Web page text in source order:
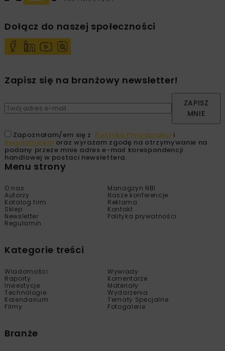
Dołącz do naszej społeczności
Zapisz się na branżowy newsletter!
ZAPISZ
MNIE
Zapoznałam/em się z Polityką Prywatności i
Regulaminem oraz wyrażam zgodę na otrzymywanie na
podany przeze mnie adres e-mail korespondencji
handlowej w postaci newslettera.
Menu strony
O nas
Managzyn NBI
Autorzy
Nasze konferencje
Katalog firm
Reklama
Sklep
Kontakt
Newsletter
Polityka prywatności
Regulamin
Kategorie treści
Wiadomości
Wywiady
Raporty
Komentarze
Inwestycje
Materiały
Technologie
Wydarzenia
Kalendarium
Tematy Specjalne
Filmy
Fotogalerie
Branże